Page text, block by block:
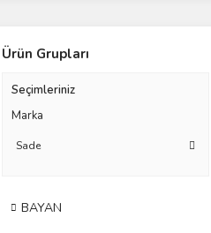
Ürün Grupları
Seçimleriniz
Marka
Sade
BAYAN